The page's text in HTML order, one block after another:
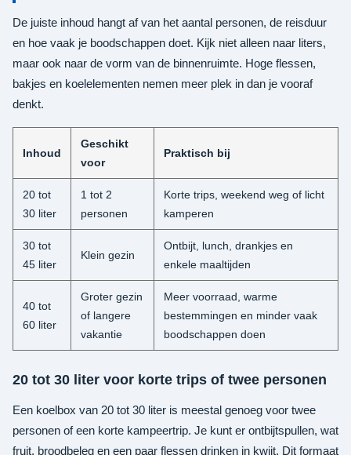
De juiste inhoud hangt af van het aantal personen, de reisduur
en hoe vaak je boodschappen doet. Kijk niet alleen naar liters,
maar ook naar de vorm van de binnenruimte. Hoge flessen,
bakjes en koelelementen nemen meer plek in dan je vooraf
denkt.
Inhoud
Geschikt
voor
Praktisch bij
20 tot
30 liter
1 tot 2
personen
Korte trips, weekend weg of licht
kamperen
30 tot
45 liter
Klein gezin
Ontbijt, lunch, drankjes en
enkele maaltijden
40 tot
60 liter
Groter gezin
of langere
vakantie
Meer voorraad, warme
bestemmingen en minder vaak
boodschappen doen
20 tot 30 liter voor korte trips of twee personen
Een koelbox van 20 tot 30 liter is meestal genoeg voor twee
personen of een korte kampeertrip. Je kunt er ontbijtspullen, wat
fruit, broodbeleg en een paar flessen drinken in kwijt. Dit formaat